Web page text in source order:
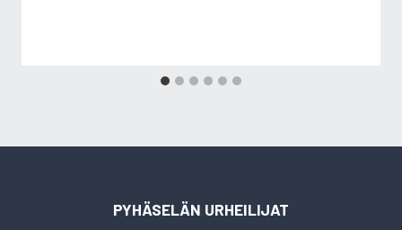
PYHÄSELÄN URHEILIJAT